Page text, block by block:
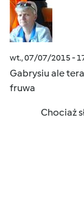
wt., 07/07/2015 -
Gabrysiu ale
fruwa
Chociaż